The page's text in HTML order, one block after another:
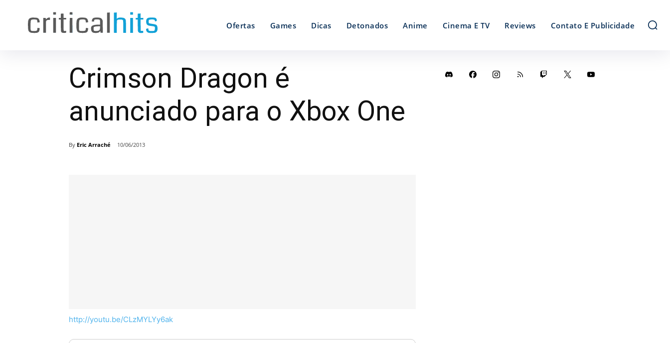
Ofertas Games Dicas Detonados Anime Cinema E TV Reviews Contato E Publicidade
Crimson Dragon é
anunciado para o Xbox One
By Eric Arraché 10/06/2013
http://youtu.be/CLzMYLYy6ak